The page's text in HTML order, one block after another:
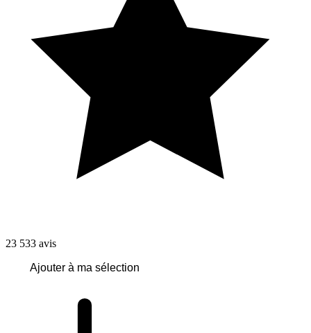
23 533 avis
Ajouter à ma sélection